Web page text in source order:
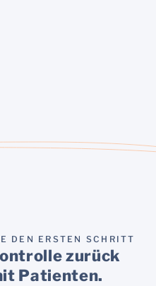
DEN ERSTEN SCHRITT
zurück
Patienten.